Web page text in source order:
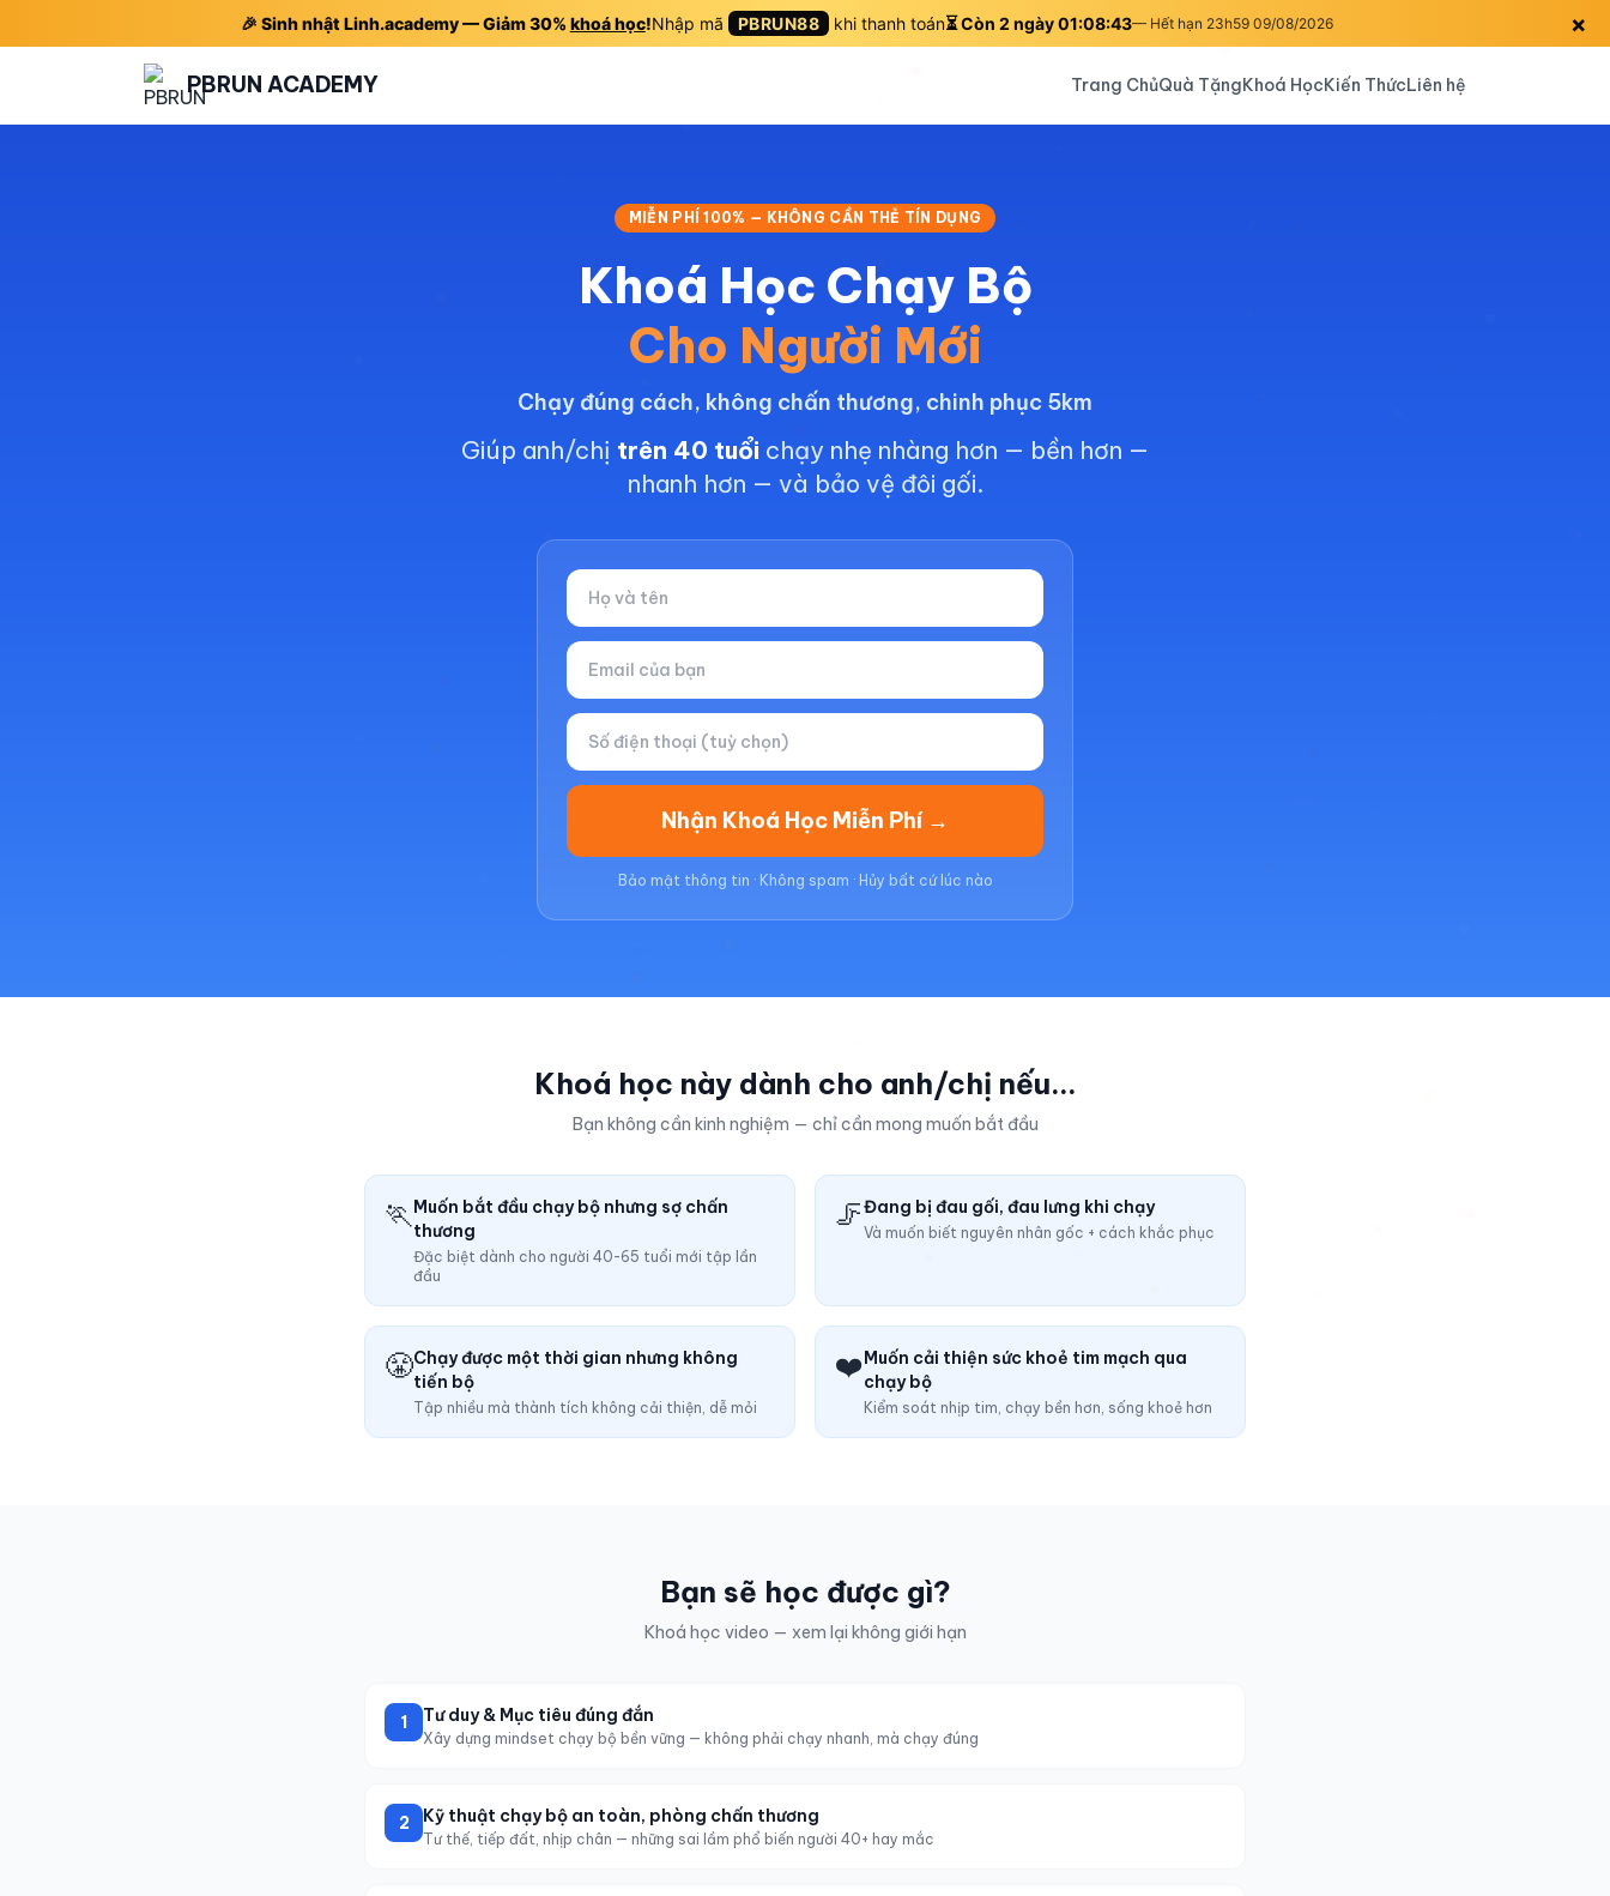
🎉 Sinh nhật Linh.academy — Giảm 30% khoá học!Nhập mã PBRUN88 khi thanh toán⏳ Còn 2 ngày 01:08:42— Hết hạn 23h59 09/08/2026 ×
PBRUN ACADEMY Trang ChủQuà TặngKhoá HọcKiến ThứcLiên hệ
MIỄN PHÍ 100% — KHÔNG CẦN THẺ TÍN DỤNG
Khoá Học Chạy Bộ
Cho Người Mới
Chạy đúng cách, không chấn thương, chinh phục 5km
Giúp anh/chị trên 40 tuổi chạy nhẹ nhàng hơn — bền hơn —
nhanh hơn — và bảo vệ đôi gối.
Nhận Khoá Học Miễn Phí →
Bảo mật thông tin · Không spam · Hủy bất cứ lúc nào
Khoá học này dành cho anh/chị nếu...
Bạn không cần kinh nghiệm — chỉ cần mong muốn bắt đầu
🏃 Muốn bắt đầu chạy bộ nhưng sợ chấn
thương
Đặc biệt dành cho người 40-65 tuổi mới tập lần
đầu
🦵Đang bị đau gối, đau lưng khi chạy
Và muốn biết nguyên nhân gốc + cách khắc phục
😤Chạy được một thời gian nhưng không
tiến bộ
Tập nhiều mà thành tích không cải thiện, dễ mỏi
❤️Muốn cải thiện sức khoẻ tim mạch qua
chạy bộ
Kiểm soát nhịp tim, chạy bền hơn, sống khoẻ hơn
Bạn sẽ học được gì?
Khoá học video — xem lại không giới hạn
1 Tư duy & Mục tiêu đúng đắn
Xây dựng mindset chạy bộ bền vững — không phải chạy nhanh, mà chạy đúng
2 Kỹ thuật chạy bộ an toàn, phòng chấn thương
Tư thế, tiếp đất, nhịp chân — những sai lầm phổ biến người 40+ hay mắc